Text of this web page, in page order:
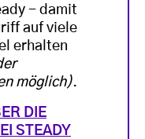
- damit
auf viele
erhalten
möglich).
DIE
STEADY